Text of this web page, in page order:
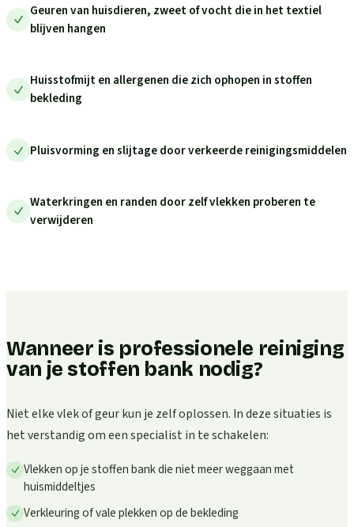
Geuren van huisdieren, zweet of vocht die in het textiel
blijven hangen
Huisstofmijt en allergenen die zich ophopen in stoffen
bekleding
Pluisvorming en slijtage door verkeerde reinigingsmiddelen
Waterkringen en randen door zelf vlekken proberen te
verwijderen
Wanneer is professionele reiniging
van je stoffen bank nodig?
Niet elke vlek of geur kun je zelf oplossen. In deze situaties is
het verstandig om een specialist in te schakelen:
Vlekken op je stoffen bank die niet meer weggaan met
huismiddeltjes
Verkleuring of vale plekken op de bekleding